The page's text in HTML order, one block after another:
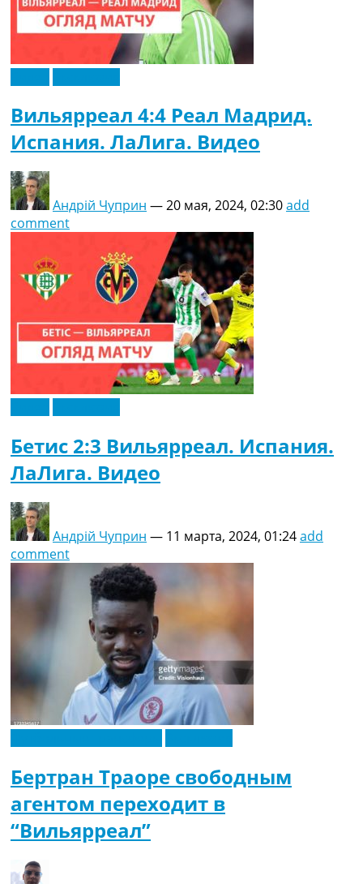
Вильярреал 4:4 Реал Мадрид.
Испания. ЛаЛига. Видео
Андрій Чуприн —20 мая, 2024, 02:30add
comment
Бетис 2:3 Вильярреал. Испания.
ЛаЛига. Видео
Андрій Чуприн — 11 марта, 2024, 01:24add
comment
Бертран Траоре свободным
агентом переходит в
“Вильярреал”